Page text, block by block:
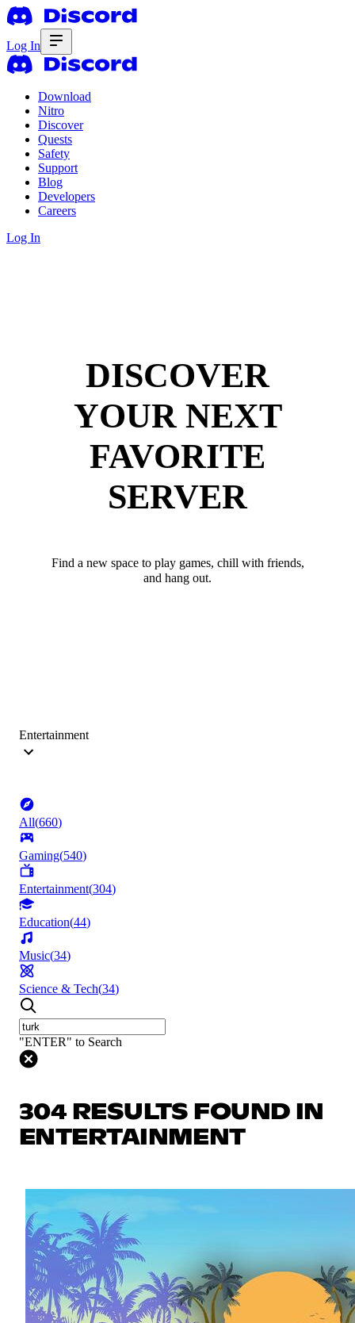
Log In
Download
Nitro
Discover
Quests
Safety
Support
Blog
Developers
Careers
Log In
DISCOVER
YOUR NEXT
FAVORITE
SERVER
Find a new space to play games, chill with friends,
and hang out.
Entertainment
All(660)
Gaming(540)
Entertainment(304)
Education(44)
Music(34)
Science & Tech(34)
"ENTER" to Search
304 RESULTS FOUND IN
ENTERTAINMENT